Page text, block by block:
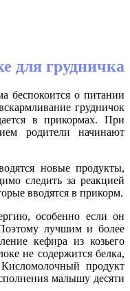
для грудничка
беспокоится о питании
грудничок
в прикормах. При
родители начинают
новые продукты,
следить за реакцией
вводятся в прикорм.
особенно если он
лучшим и более
кефира из козьего
не содержится белка,
продукт
малышу десяти